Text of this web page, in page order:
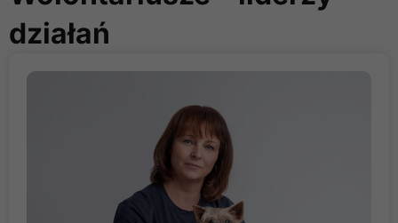
to Animals (RSPCA)
oraz Sentience And
Animal Welfare
(Dobrostanu i Zdolności
do Odczuwania
u Zwierząt) z ramienia
działań